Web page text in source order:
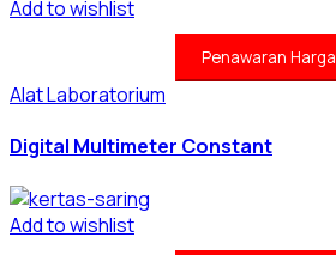
Add to wishlist
Penawaran Harga
Alat Laboratorium
Digital Multimeter Constant
Add to wishlist